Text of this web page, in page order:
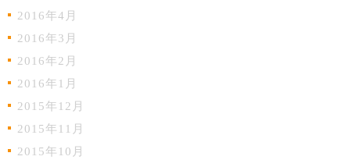
2016年4月
2016年3月
2016年2月
2016年1月
2015年12月
2015年11月
2015年10月